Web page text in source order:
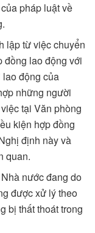
pháp luật về
lập từ việc chuyển
đồng lao động với
động của
những người
tại Văn phòng
kiện hợp đồng
định này và
quan.
nước đang do
được xử lý theo
bị thất thoát trong